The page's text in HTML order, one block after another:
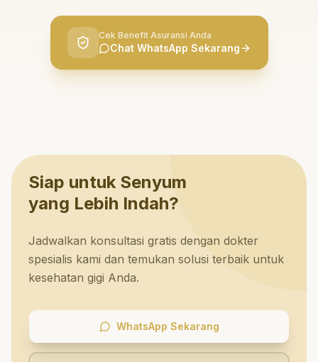
Cek Benefit Asuransi Anda
Chat WhatsApp Sekarang
Siap untuk Senyum
yang Lebih Indah?
Jadwalkan konsultasi gratis dengan dokter
spesialis kami dan temukan solusi terbaik untuk
kesehatan gigi Anda.
WhatsApp Sekarang